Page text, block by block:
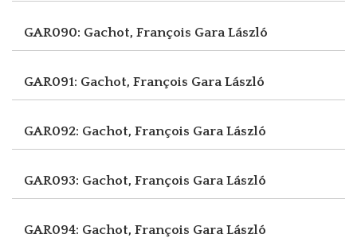
GAR090: Gachot, François Gara László
GAR091: Gachot, François Gara László
GAR092: Gachot, François Gara László
GAR093: Gachot, François Gara László
GAR094: Gachot, François Gara László